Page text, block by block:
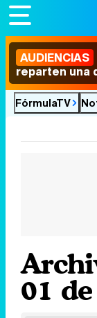
AUDIENCIAS
reparten una
FórmulaTV
01